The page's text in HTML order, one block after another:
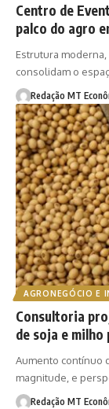
Centro de
palco do agro
Estrutura
consolidam o
Redação MT
AGRONEGÓCIO E
Consultoria
de soja e
Aumento contínuo
magnitude, e
Redação MT